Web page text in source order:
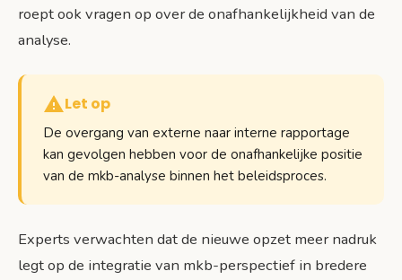
roept ook vragen op over de onafhankelijkheid van de
analyse.
Let op
De overgang van externe naar interne rapportage
kan gevolgen hebben voor de onafhankelijke positie
van de mkb-analyse binnen het beleidsproces.
Experts verwachten dat de nieuwe opzet meer nadruk
legt op de integratie van mkb-perspectief in bredere